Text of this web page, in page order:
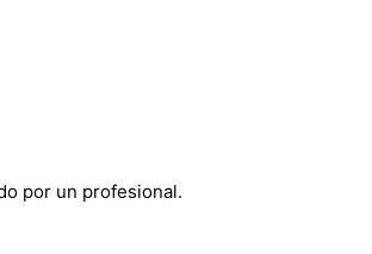
por un profesional.